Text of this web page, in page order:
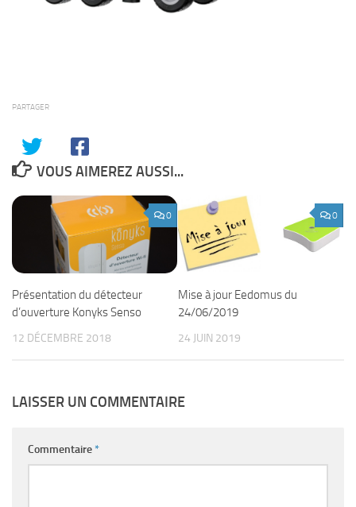
PARTAGER
VOUS AIMEREZ AUSSI...
0
Présentation du détecteur
d’ouverture Konyks Senso
12 DÉCEMBRE 2018
0
Mise à jour Eedomus du
24/06/2019
24 JUIN 2019
LAISSER UN COMMENTAIRE
Commentaire*